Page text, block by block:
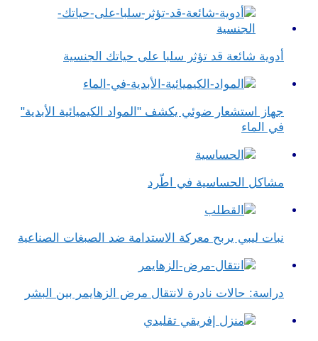
أدوية شائعة قد تؤثر سلبا على حياتك الجنسية
جهاز استشعار ضوئي يكشف "المواد الكيميائية الأبدية"
في الماء
مشاكل الحساسية في اطّرد
نبات ليبي يربح معركة الاستدامة ضد الصبغات الصناعية
دراسة: حالات نادرة لانتقال مرض الزهايمر بين البشر